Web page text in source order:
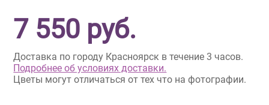
7 550 руб.
Доставка по городу Красноярск в течение 3 часов.
Подробнее об условиях доставки.
Цветы могут отличаться от тех что на фотографии.